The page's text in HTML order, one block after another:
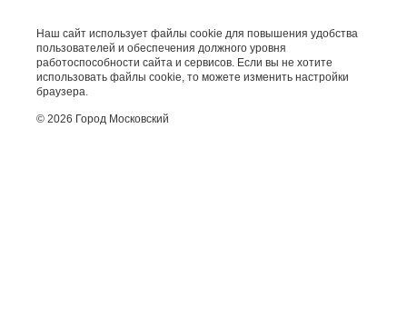
Наш сайт использует файлы cookie для повышения удобства
пользователей и обеспечения должного уровня
работоспособности сайта и сервисов. Если вы не хотите
использовать файлы cookie, то можете изменить настройки
браузера.
© 2026 Город Московский